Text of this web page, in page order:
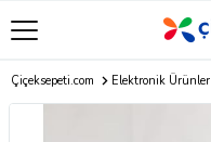
Çiçeksepeti.com Elektronik Ürünler